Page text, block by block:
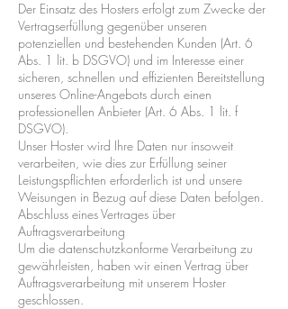
Der Einsatz des Hosters erfolgt zum Zwecke der
Vertragserfüllung gegenüber unseren
potenziellen und bestehenden Kunden (Art. 6
Abs. 1 lit. b DSGVO) und im Interesse einer
sicheren, schnellen und effizienten Bereitstellung
unseres Online-Angebots durch einen
professionellen Anbieter (Art. 6 Abs. 1 lit. f
DSGVO).
Unser Hoster wird Ihre Daten nur insoweit
verarbeiten, wie dies zur Erfüllung seiner
Leistungspflichten erforderlich ist und unsere
Weisungen in Bezug auf diese Daten befolgen.
Abschluss eines Vertrages über
Auftragsverarbeitung
Um die datenschutzkonforme Verarbeitung zu
gewährleisten, haben wir einen Vertrag über
Auftragsverarbeitung mit unserem Hoster
geschlossen.